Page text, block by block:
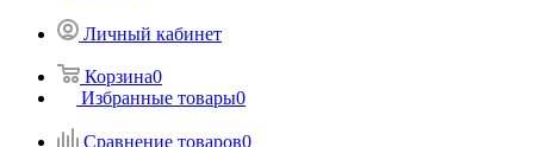
Личный кабинет
Корзина0
Избранные товары0
Сравнение товаров0